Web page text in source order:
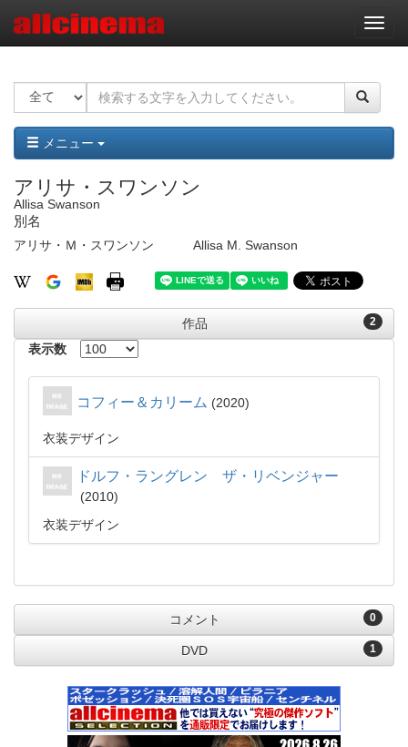
ナ
ビ
ー
ョ
ン
メニュー
アリサ・スワンソン
Allisa Swanson
別名
アリサ・Ｍ・スワンソン Allisa M. Swanson
2
作品
表示数
コフィー＆カリーム 2020
衣装デザイン
ドルフ・ラングレン ザ・リベンジャー
2010
衣装デザイン
0
コメント
1
DVD